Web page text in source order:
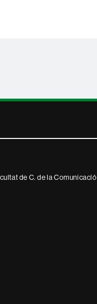
de C. de la Comunicacíó